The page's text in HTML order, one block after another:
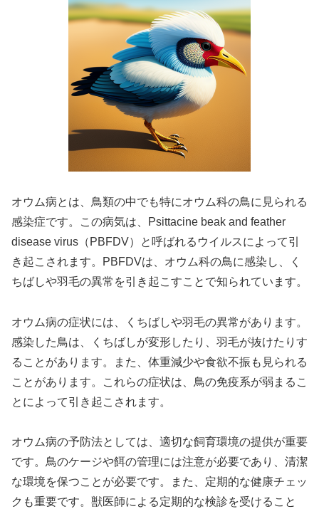
オウム病とは、鳥類の中でも特にオウム科の鳥に見られる
感染症です。この病気は、Psittacine beak and feather
disease virus（PBFDV）と呼ばれるウイルスによって引
き起こされます。PBFDVは、オウム科の鳥に感染し、く
ちばしや羽毛の異常を引き起こすことで知られています。
オウム病の症状には、くちばしや羽毛の異常があります。
感染した鳥は、くちばしが変形したり、羽毛が抜けたりす
ることがあります。また、体重減少や食欲不振も見られる
ことがあります。これらの症状は、鳥の免疫系が弱まるこ
とによって引き起こされます。
オウム病の予防法としては、適切な飼育環境の提供が重要
です。鳥のケージや餌の管理には注意が必要であり、清潔
な環境を保つことが必要です。また、定期的な健康チェッ
クも重要です。獣医師による定期的な検診を受けること